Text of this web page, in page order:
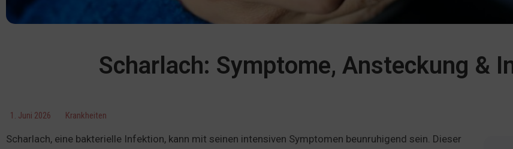
Scharlach: Symptome, Ansteckung &
1. Juni 2026 Krankheiten
Scharlach, eine bakterielle Infektion, kann mit seinen intensiven Symptomen beunruhigend sein. Dieser